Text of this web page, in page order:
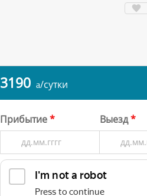
3190 a/сутки
Прибытие Выезд